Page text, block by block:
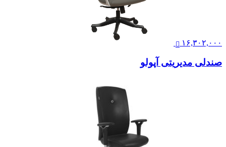
۱۶,۳۰۲,۰۰۰
صندلی مدیریتی آپولو